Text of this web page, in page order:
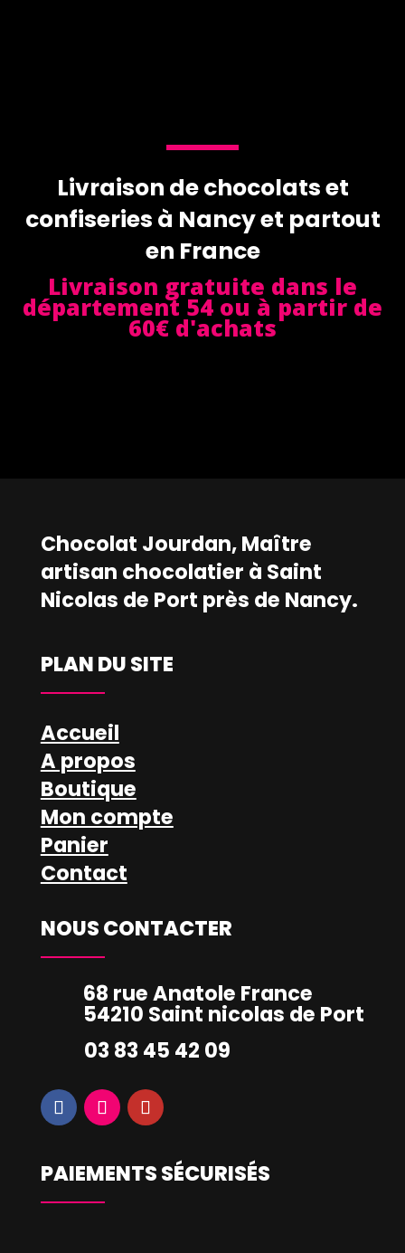
Livraison de chocolats et
confiseries à Nancy et partout
en France
Livraison gratuite dans le
département 54 ou à partir de
60€ d'achats
Chocolat Jourdan, Maître
artisan chocolatier à Saint
Nicolas de Port près de Nancy.
PLAN DU SITE
Accueil
A propos
Boutique
Mon compte
Panier
Contact
NOUS CONTACTER
68 rue Anatole France
54210 Saint nicolas de Port
03 83 45 42 09
PAIEMENTS SÉCURISÉS